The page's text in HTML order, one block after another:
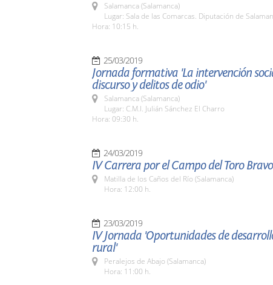
Salamanca (Salamanca)
Lugar: Sala de las Comarcas. Diputación de
Hora: 10:15 h.
25/03/2019
Jornada formativa 'La intervención
discurso y delitos de odio'
Salamanca (Salamanca)
Lugar: C.M.I. Julián Sánchez El Charro
Hora: 09:30 h.
24/03/2019
IV Carrera por el Campo del Toro Bravo
Matilla de los Caños del Río (Salamanca)
Hora: 12:00 h.
23/03/2019
IV Jornada 'Oportunidades de
rural'
Peralejos de Abajo (Salamanca)
Hora: 11:00 h.